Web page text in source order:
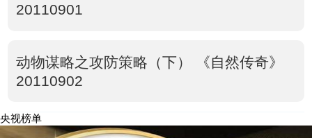
20110901
动物谋略之攻防策略（下） 《自然传奇》
20110902
央视榜单